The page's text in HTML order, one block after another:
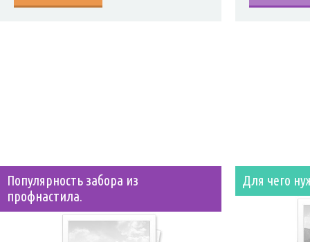
Популярность забора из
профнастила.
Для чего